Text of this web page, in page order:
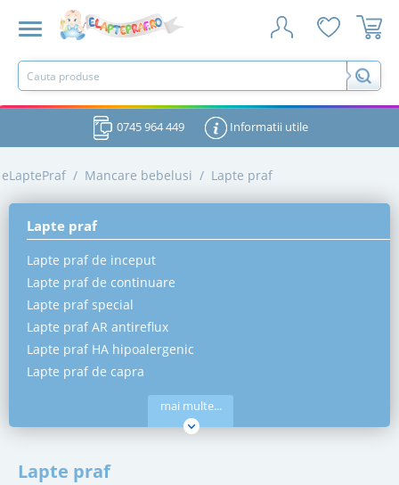
0745 964 449 Informatii utile
eLaptePraf / Mancare bebelusi / Lapte praf
Lapte praf
Lapte praf de inceput
Lapte praf de continuare
Lapte praf special
Lapte praf AR antireflux
Lapte praf HA hipoalergenic
Lapte praf de capra
mai multe...
Lapte praf